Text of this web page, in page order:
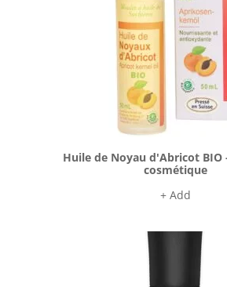
Huile de Noyau d'Abricot
cosmétique
+ Add